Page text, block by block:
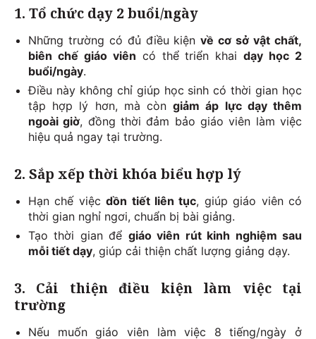
1. Tổ chức dạy 2 buổi/ngày
Những trường có đủ điều kiệnvề cơ sở vật chất,
biên chế giáo viên có thể triển khaidạy học 2
buổi/ngày.
Điều này không chỉ giúp học sinh có thời gian học
tập hợp lý hơn, mà còngiảm áp lực dạy thêm
ngoài giờ, đồng thời đảm bảo giáo viên làm việc
hiệu quả ngay tại trường.
2. Sắp xếp thời khóa biểu hợp lý
Hạn chế việcdồn tiết liên tục, giúp giáo viên có
thời gian nghỉ ngơi, chuẩn bị bài giảng.
Tạo thời gian để giáo viên rút kinh nghiệm sau
mỗi tiết dạy, giúp cải thiện chất lượng giảng dạy.
3. Cải thiện điều kiện làm việc tại
trường
Nếu muốn giáo viên làm việc 8 tiếng/ngày ở